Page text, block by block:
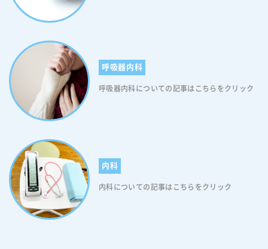
ミクロン株はデルタ株よりも軽症者が多い傾向にありますが、その分
「軽症者」や「自覚症状のない人」が十分な対策をせずに街を動き回れ
拡大させない！」という強い意識を持ち「マスク着用」や「部屋の換
気」など、基本的な感染対策を徹底して行いましょう。 オミクロン株
の初期症状がない方も感染している可能性はあります 上述した通り、オ
ミクロン株は感染していても初期症状がない場合があります。ですの
で、無症状だからといって安心するのは危険。オミクロン株に感染して
いた場合「あなたの軽率な行動」で多くの方を感染させるかもしれませ
ん。ですので、不要不急の外出は控えましょう。 オミクロン株の感染
に増加しております。そのため、基本的な感染対策はもちろんのこと
「イベントの自粛」や「飲食店利用の自粛」も必要な局面にきておりま
す。イベントの人数制限や飲食店の利用時間等はお住まいの地域にて異
なりますので、いま一度、自治体のホームページをご確認ください。な
お、千葉県のイベント開催制限等については「千葉県のホームページ」
をご覧ください。 オミクロン株の初期症状が見られた方へ 発熱等の
風邪症状が見られるときは「千葉県発熱相談コールセンター」にご相談
呼吸器内科
呼吸器内科についての記事はこちらをクリック
内科
内科についての記事はこちらをクリック